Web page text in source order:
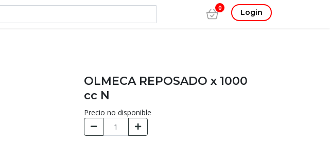
0 Login
OLMECA REPOSADO x 1000
cc N
Precio no disponible